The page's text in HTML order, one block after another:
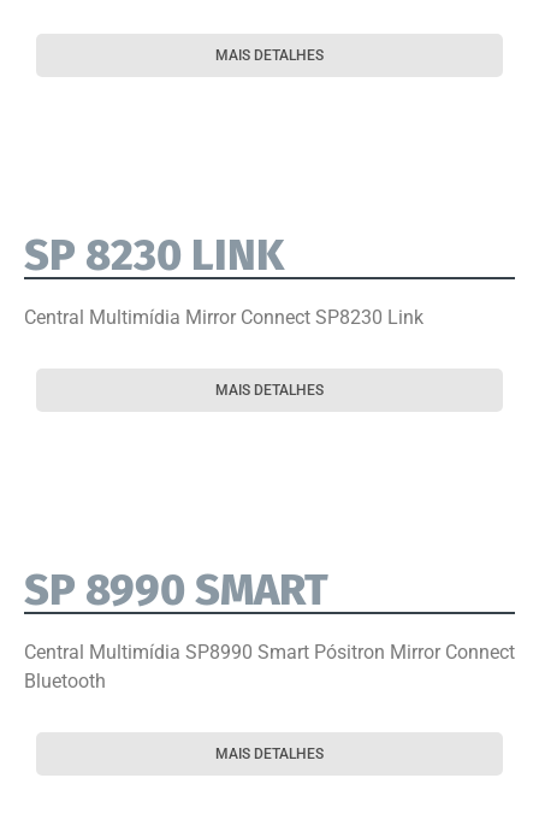
MAIS DETALHES
SP 8230 LINK
Central Multimídia Mirror Connect SP8230 Link
MAIS DETALHES
SP 8990 SMART
Central Multimídia SP8990 Smart Pósitron Mirror Connect
Bluetooth
MAIS DETALHES